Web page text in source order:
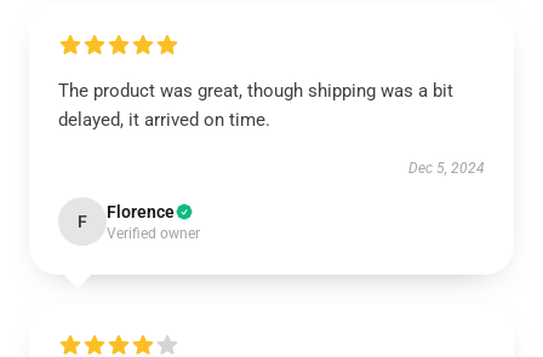
The product was great, though shipping was a bit
delayed, it arrived on time.
Dec 5, 2024
F Florence
Verified owner